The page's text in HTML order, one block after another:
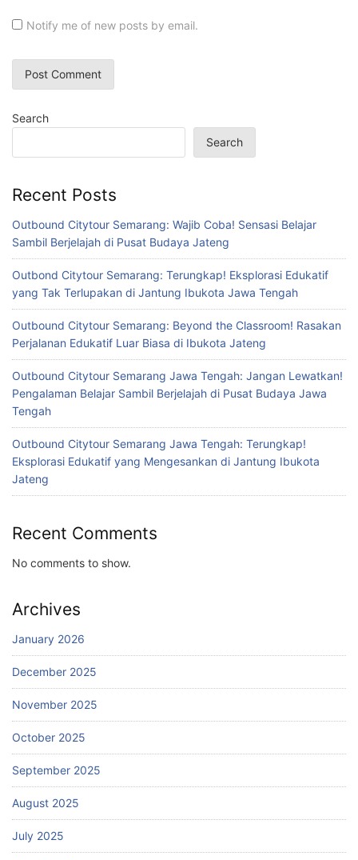
Notify me of new posts by email.
Search
Search
Recent Posts
Outbound Citytour Semarang: Wajib Coba! Sensasi Belajar
Sambil Berjelajah di Pusat Budaya Jateng
Outbond Citytour Semarang: Terungkap! Eksplorasi Edukatif
yang Tak Terlupakan di Jantung Ibukota Jawa Tengah
Outbound Citytour Semarang: Beyond the Classroom! Rasakan
Perjalanan Edukatif Luar Biasa di Ibukota Jateng
Outbound Citytour Semarang Jawa Tengah: Jangan Lewatkan!
Pengalaman Belajar Sambil Berjelajah di Pusat Budaya Jawa
Tengah
Outbound Citytour Semarang Jawa Tengah: Terungkap!
Eksplorasi Edukatif yang Mengesankan di Jantung Ibukota
Jateng
Recent Comments
No comments to show.
Archives
January 2026
December 2025
November 2025
October 2025
September 2025
August 2025
July 2025